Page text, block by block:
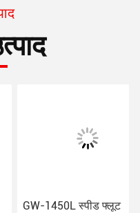
GW-1450L स्पीड फ्लूट